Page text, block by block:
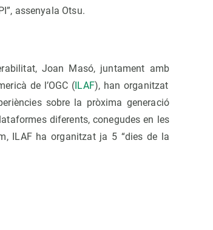
assenyala Otsu.
Joan Masó, juntament amb
de l’OGC (ILAF), han organitzat
sobre la pròxima generació
diferents, conegudes en les
ILAF ha organitzat ja 5 “dies de la